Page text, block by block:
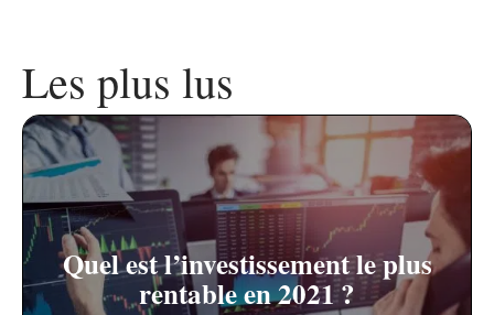
Les plus lus
Quel est l’investissement le plus
rentable en 2021 ?